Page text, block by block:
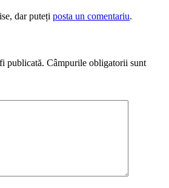
dar puteți posta un comentariu.
publicată. Câmpurile obligatorii sunt